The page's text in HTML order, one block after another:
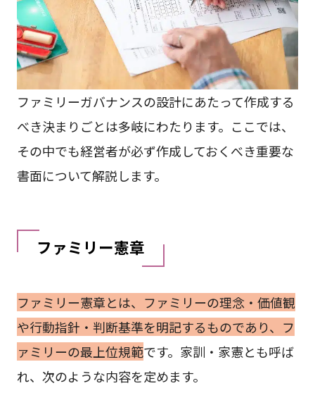
ファミリーガバナンスの設計にあたって作成する
べき決まりごとは多岐にわたります。ここでは、
その中でも経営者が必ず作成しておくべき重要な
書面について解説します。
ファミリー憲章
ファミリー憲章とは、ファミリーの理念・価値観
や行動指針・判断基準を明記するものであり、フ
ァミリーの最上位規範です。家訓・家憲とも呼ば
れ、次のような内容を定めます。